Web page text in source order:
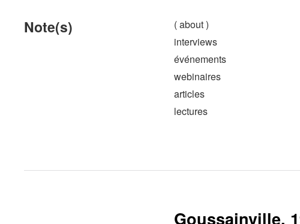
Note(s)
( about )
interviews
événements
webinaires
articles
lectures
Goussainville.